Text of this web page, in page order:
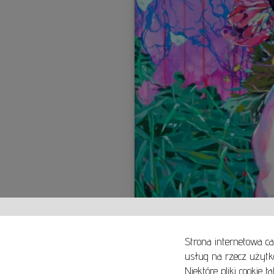
Strona internetowa
usług na rzecz
Niektóre pliki cookie